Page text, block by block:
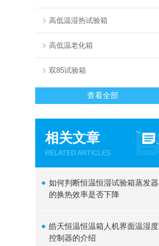
高低温湿热试验箱
高低温老化箱
双85试验箱
查看全部
相关文章
RELATED ARTICLES
如何判断恒温恒湿试验箱蒸发器
的换热效率是否下降
皓天恒温恒温箱人机界面温湿度
控制器的介绍